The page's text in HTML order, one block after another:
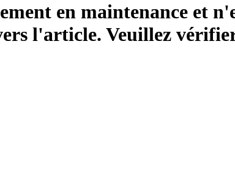
en maintenance et
l'article. Veuillez